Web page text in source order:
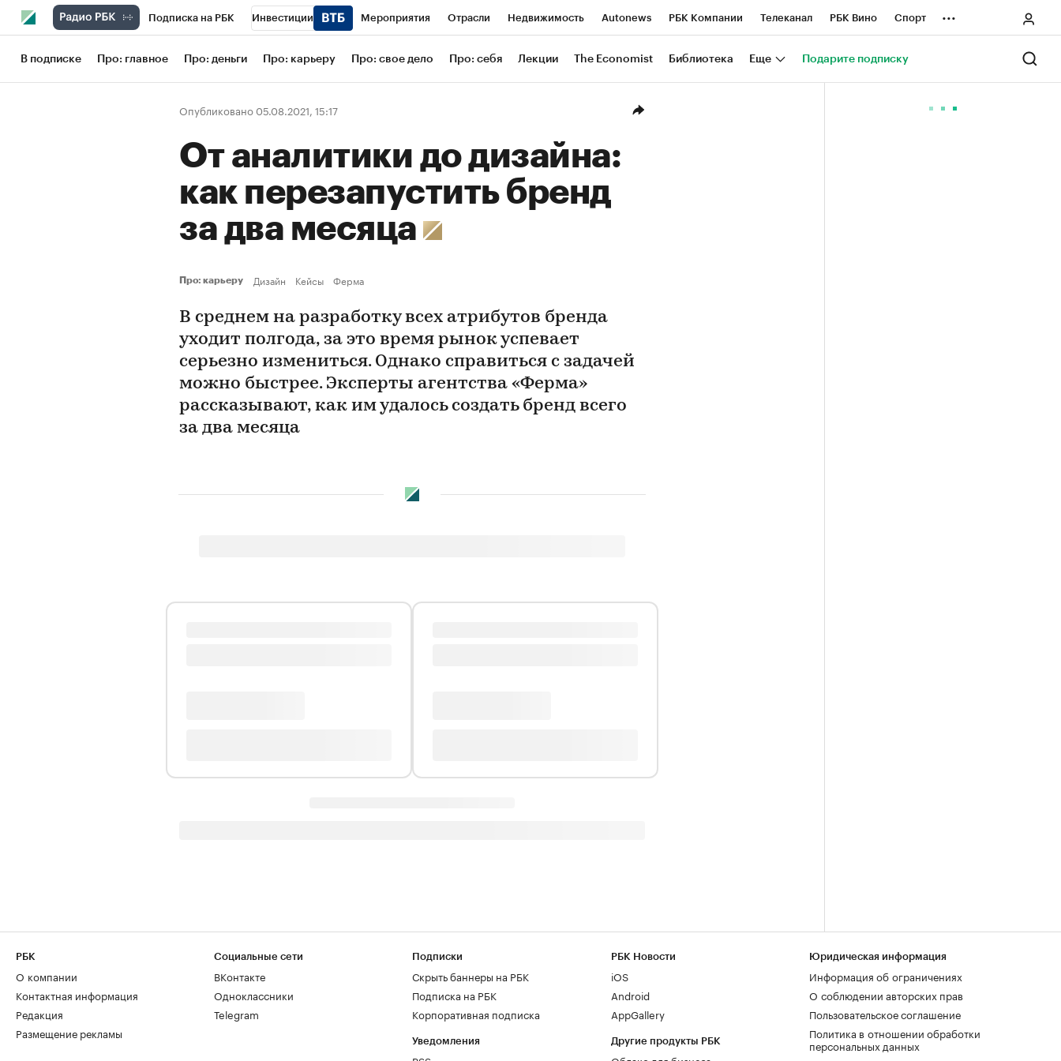
Подписка на РБК Инвестиции Мероприятия Отрасли Недвижимость Autonews РБК Компании Телеканал РБК Вино Спорт
Школа управления РБК РБК Образование РБК Life Тренды Визионеры Национальные проекты Город
Рынок наличной валюты
...
В подписке Про: главное Про: деньги Про: карьеру Про: свое дело Про: себя Лекции The Economist Библиотека Еще Подарите подписку
Опубликовано 05.08.2021, 15:17
От аналитики до дизайна:
как перезапустить бренд
за два месяца
Про: карьеру Дизайн Кейсы Ферма
В среднем на разработку всех атрибутов бренда
уходит полгода, за это время рынок успевает
серьезно измениться. Однако справиться с задачей
можно быстрее. Эксперты агентства «Ферма»
рассказывают, как им удалось создать бренд всего
за два месяца
РБК
О компании
Контактная информация
Редакция
Размещение рекламы
Социальные сети
ВКонтакте
Одноклассники
Telegram
Подписки
Скрыть баннеры на РБК
Подписка на РБК
Корпоративная подписка
Уведомления
РБК Новости
iOS
Android
AppGallery
Другие продукты РБК
Юридическая информация
Информация об ограничениях
О соблюдении авторских прав
Пользовательское соглашение
Политика в отношении обработки
персональных данных